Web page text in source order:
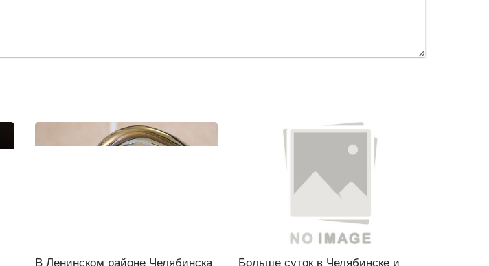
В Ленинском районе Челябинска
Больше суток в Челябинске и